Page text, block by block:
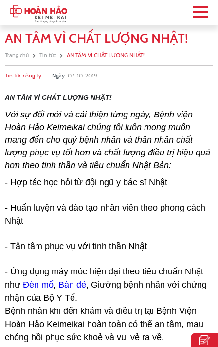
AN TÂM VÌ CHẤT LƯỢNG NHẬT!
Trang chủ Tin tức AN TÂM VÌ CHẤT LƯỢNG NHẬT!
Tin tức công ty Ngày: 07-10-2019
AN TÂM VÌ CHẤT LƯỢNG NHẬT!
Với sự đổi mới và cải thiện từng ngày, Bệnh viện
Hoàn Hảo Keimeikai chúng tôi luôn mong muốn
mang đến cho quý bệnh nhân và thân nhân chất
lượng phục vụ tốt hơn và chất lượng điều trị hiệu quả
hơn theo tinh thần và tiêu chuẩn Nhật Bản:
- Hợp tác học hỏi từ đội ngũ y bác sĩ Nhật
- Huấn luyện và đào tạo nhân viên theo phong cách
Nhật
- Tận tâm phục vụ với tinh thần Nhật
- Ứng dụng máy móc hiện đại theo tiêu chuẩn Nhật
như Đèn mổ, Bàn đẻ, Giường bệnh nhân với chứng
nhận của Bộ Y Tế.
Bệnh nhân khi đến khám và điều trị tại Bệnh Viện
Hoàn Hảo Keimeikai hoàn toàn có thể an tâm, mau
chóng hồi phục sức khoẻ và vui vẻ ra về.